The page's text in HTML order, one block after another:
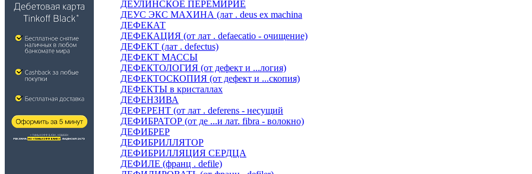
ДЕУЛИНСКОЕ ПЕРЕМИРИЕ
ДЕУС ЭКС МАХИНА (лат . deus ex machina
ДЕФЕКАТ
ДЕФЕКАЦИЯ (от лат . defaecatio - очищение)
ДЕФЕКТ (лат . defectus)
ДЕФЕКТ МАССЫ
ДЕФЕКТОЛОГИЯ (от дефект и ...логия)
ДЕФЕКТОСКОПИЯ (от дефект и ...скопия)
ДЕФЕКТЫ в кристаллах
ДЕФЕНЗИВА
ДЕФЕРЕНТ (от лат . deferens - несущий
ДЕФИБРАТОР (от де ...и лат. fibra - волокно)
ДЕФИБРЕР
ДЕФИБРИЛЛЯТОР
ДЕФИБРИЛЛЯЦИЯ СЕРДЦА
ДЕФИЛЕ (франц . defile)